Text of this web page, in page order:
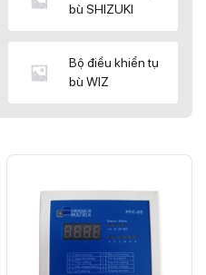
bù SHIZUKI
Bộ điều khiển tụ
bù WIZ